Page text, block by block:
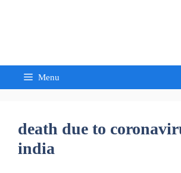
Menu
death due to
india